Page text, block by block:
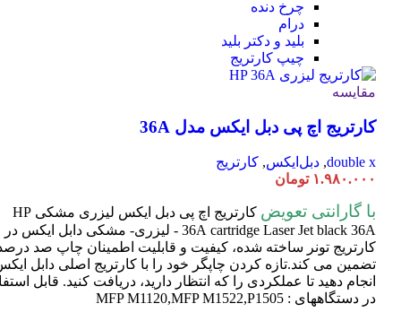
چرخ دنده
درام
بلید و دکتر بلید
چیپ کارتریج
مقایسه
کارتریج اچ پی دبل ایکس مدل 36A
double x
, دبل‌ایکس, کارتریج
۱.۹۸۰.۰۰۰ تومان
با گارانتی تعویض
کارتریج اچ پی دبل ایکس لیزری مشکی HP
36A cartridge Laser
Jet black 36A - لیزری- مشکی دابل ایکس در
کارتریج تونر ساخته شده، کیفیت و قابلیت اطمینان چاپ صد
تضمین می کند.تازه کردن چاپگر خود را با کارتریج اصلی دابل
انجام دهید تا عملکردی را که انتظار دارید، دریافت کنید. قابل
در دستگاههای : MFP M1120,MFP M1522,P1505